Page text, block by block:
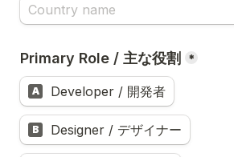
Primary Role / 主な役割 *
A Developer / 開発者
B Designer / デザイナー